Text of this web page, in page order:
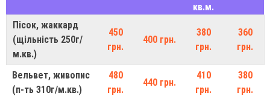
кв.м.
Пісок, жаккард
(щільність 250г/
м.кв.)
450
грн.
400 грн.
380
грн.
360
грн.
Вельвет, живопис
(п-ть 310г/м.кв.)
480
грн.
440 грн.
410
грн.
380
грн.